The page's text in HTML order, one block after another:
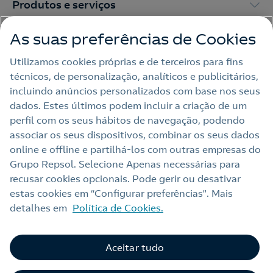
Produtos e serviços
Trabalhar na Repsol
Sala de imprensa
Nota legal
Política de privacidade
Política de cookies
Termos e Condições My Repsol
Alerta por fraude
Livro de Reclamações Online
As suas preferências de Cookies
Utilizamos cookies próprias e de terceiros para fins
técnicos, de personalização, analíticos e publicitários,
incluindo anúncios personalizados com base nos seus
dados. Estes últimos podem incluir a criação de um
perfil com os seus hábitos de navegação, podendo
associar os seus dispositivos, combinar os seus dados
online e offline e partilhá‑los com outras empresas do
Grupo Repsol. Selecione Apenas necessárias para
recusar cookies opcionais. Pode gerir ou desativar
estas cookies em “Configurar preferências”. Mais
detalhes em Política de Cookies.
Aceitar tudo